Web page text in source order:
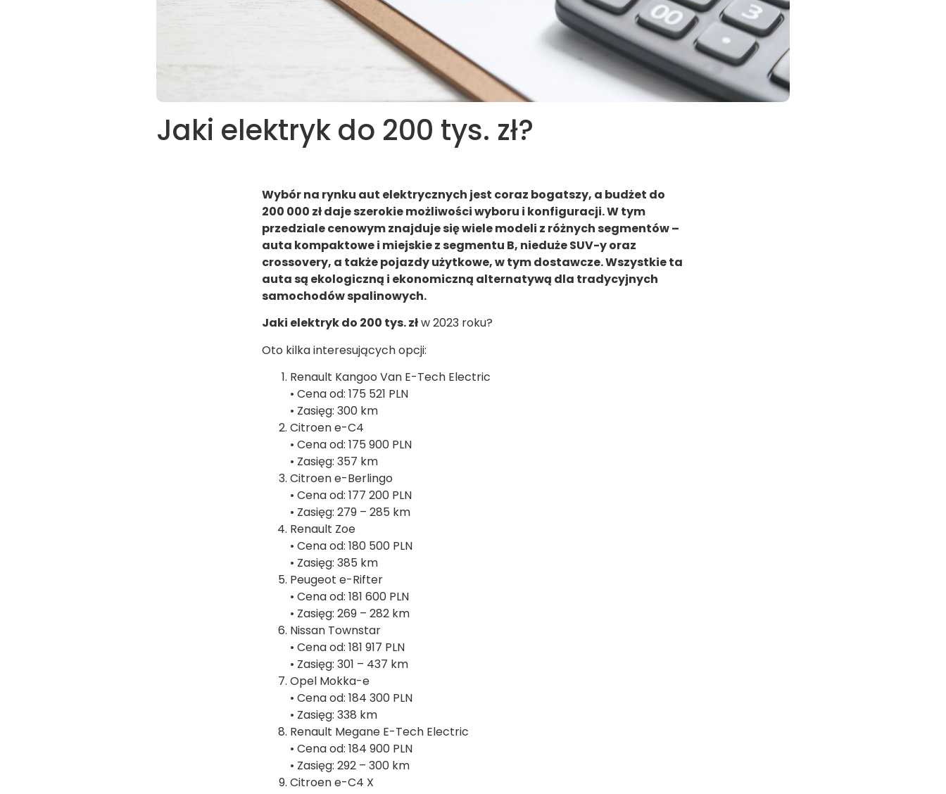
Jaki elektryk do 200 tys. zł?
Wybór na rynku aut elektrycznych jest coraz bogatszy, a budżet do
200 000 zł daje szerokie możliwości wyboru i konfiguracji. W tym
przedziale cenowym znajduje się wiele modeli z różnych segmentów –
auta kompaktowe i miejskie z segmentu B, nieduże SUV-y oraz
crossovery, a także pojazdy użytkowe, w tym dostawcze. Wszystkie ta
auta są ekologiczną i ekonomiczną alternatywą dla tradycyjnych
samochodów spalinowych.
Jaki elektryk do 200 tys. złw 2023 roku?
Oto kilka interesujących opcji:
Renault Kangoo Van E-Tech Electric
• Cena od: 175 521 PLN
• Zasięg: 300 km
Citroen e-C4
• Cena od: 175 900 PLN
• Zasięg: 357 km
Citroen e-Berlingo
• Cena od: 177 200 PLN
• Zasięg: 279 – 285 km
Renault Zoe
• Cena od: 180 500 PLN
• Zasięg: 385 km
Peugeot e-Rifter
• Cena od: 181 600 PLN
• Zasięg: 269 – 282 km
Nissan Townstar
• Cena od: 181 917 PLN
• Zasięg: 301 – 437 km
Opel Mokka-e
• Cena od: 184 300 PLN
• Zasięg: 338 km
Renault Megane E-Tech Electric
• Cena od: 184 900 PLN
• Zasięg: 292 – 300 km
Citroen e-C4 X